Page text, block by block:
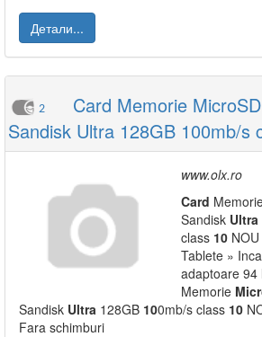
Детали...
2
Card Memorie
Sandisk Ultra 128GB 100mb/s
www.olx.ro
Card
Sandisk Ultra
class 10
Tablete »
adaptoare 94
Memorie
Sandisk Ultra 128GB 100mb/s class 10
Fara schimburi